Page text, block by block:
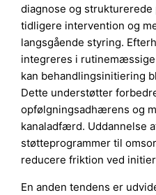
diagnose og
tidligere intervention og
langsgående styring.
integreres i
kan behandlingsinitiering
Dette understøtter
opfølgningsadhærens og
kanaladfærd. Uddannelse
støtteprogrammer til
reducere friktion ved
En anden tendens er